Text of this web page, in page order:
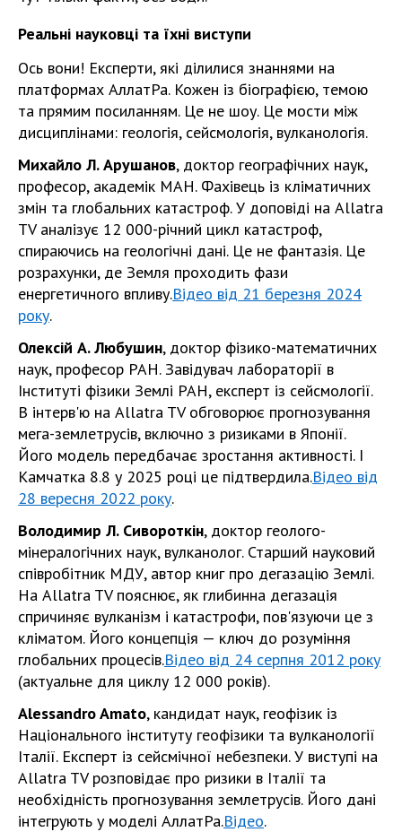
Реальні науковці та їхні виступи
Ось вони! Експерти, які ділилися знаннями на
платформах АллатРа. Кожен із біографією, темою
та прямим посиланням. Це не шоу. Це мости між
дисциплінами: геологія, сейсмологія, вулканологія.
Михайло Л. Арушанов, доктор географічних наук,
професор, академік МАН.Фахівець із кліматичних
змін та глобальних катастроф. У доповіді на Allatra
TV аналізує 12 000-річний цикл катастроф,
спираючись на геологічні дані. Це не фантазія. Це
розрахунки, де Земля проходить фази
енергетичного впливу.Відео від 21 березня 2024
року.
Олексій А. Любушин, доктор фізико-математичних
наук, професор РАН.Завідувач лабораторії в
Інституті фізики Землі РАН, експерт із сейсмології.
В інтерв'ю на Allatra TV обговорює прогнозування
мега-землетрусів, включно з ризиками в Японії.
Його модель передбачає зростання активності. І
Камчатка 8.8 у 2025 році це підтвердила.Відео від
28 вересня 2022 року.
Володимир Л. Сивороткін, доктор геолого-
мінералогічних наук, вулканолог.Старший науковий
співробітник МДУ, автор книг про дегазацію Землі.
На Allatra TV пояснює, як глибинна дегазація
спричиняє вулканізм і катастрофи, пов'язуючи це з
кліматом. Його концепція — ключ до розуміння
глобальних процесів.Відео від 24 серпня 2012 року
(актуальне для циклу 12 000 років).
Alessandro Amato, кандидат наук, геофізик із
Національного інституту геофізики та вулканології
Італії.Експерт із сейсмічної небезпеки. У виступі на
Allatra TV розповідає про ризики в Італії та
необхідність прогнозування землетрусів. Його дані
інтегрують у моделі АллатРа.Відео.